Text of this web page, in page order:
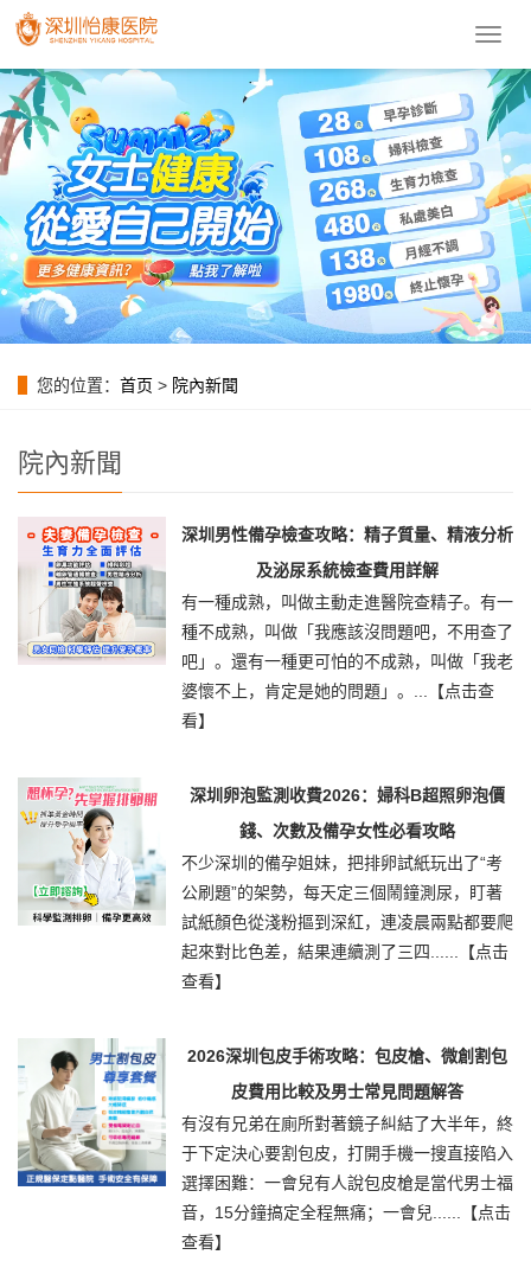
導
菜
單
您的位置： 首页 > 院內新聞
院內新聞
深圳男性備孕檢查攻略：精子質量、精液分析
及泌尿系統檢查費用詳解
有一種成熟，叫做主動走進醫院查精子。有一
種不成熟，叫做「我應該沒問題吧，不用查了
吧」。還有一種更可怕的不成熟，叫做「我老
婆懷不上，肯定是她的問題」。...
【点击查
看】
深圳卵泡監測收費2026：婦科B超照卵泡價
錢、次數及備孕女性必看攻略
不少深圳的備孕姐妹，把排卵試紙玩出了“考
公刷題”的架勢，每天定三個鬧鐘測尿，盯著
試紙顏色從淺粉摳到深紅，連凌晨兩點都要爬
起來對比色差，結果連續測了三四......
【点击
查看】
2026深圳包皮手術攻略：包皮槍、微創割包
皮費用比較及男士常見問題解答
有沒有兄弟在廁所對著鏡子糾結了大半年，終
于下定決心要割包皮，打開手機一搜直接陷入
選擇困難：一會兒有人說包皮槍是當代男士福
音，15分鐘搞定全程無痛；一會兒......
【点击
查看】